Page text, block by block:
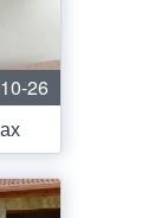
26